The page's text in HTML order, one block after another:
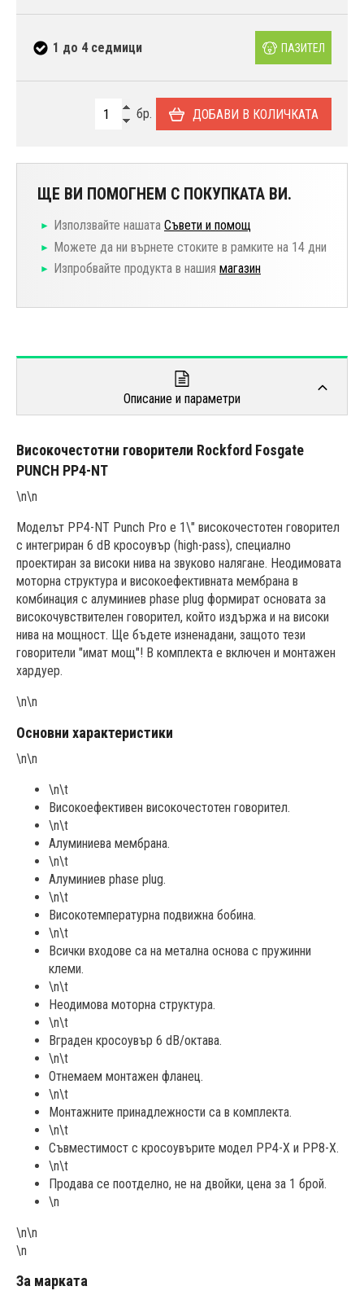
1 до 4 седмици ПАЗИТЕЛ
бр. ДОБАВИ В КОЛИЧКАТА
ЩЕ ВИ ПОМОГНЕМ С ПОКУПКАТА ВИ.
Използвайте нашата Съвети и помощ
Можете да ни върнете стоките в рамките на 14 дни
Изпробвайте продукта в нашия магазин
Описание и параметри
Високочестотни говорители Rockford Fosgate
PUNCH PP4-NT
\n\n
Моделът PP4-NT Punch Pro е 1\" високочестотен говорител
с интегриран 6 dB кросоувър (high-pass), специално
проектиран за високи нива на звуково налягане. Неодимовата
моторна структура и високоефективната мембрана в
комбинация с алуминиев phase plug формират основата за
високочувствителен говорител, който издържа и на високи
нива на мощност. Ще бъдете изненадани, защото тези
говорители "имат мощ"! В комплекта е включен и монтажен
хардуер.
\n\n
Основни характеристики
\n\n
\n\t
Високоефективен високочестотен говорител.
\n\t
Алуминиева мембрана.
\n\t
Алуминиев phase plug.
\n\t
Високотемпературна подвижна бобина.
\n\t
Всички входове са на метална основа с пружинни
клеми.
\n\t
Неодимова моторна структура.
\n\t
Вграден кросоувър 6 dB/октава.
\n\t
Отнемаем монтажен фланец.
\n\t
Монтажните принадлежности са в комплекта.
\n\t
Съвместимост с кросоувърите модел PP4-X и PP8-X.
\n\t
Продава се поотделно, не на двойки, цена за 1 брой.
\n
\n\n
\n
За марката